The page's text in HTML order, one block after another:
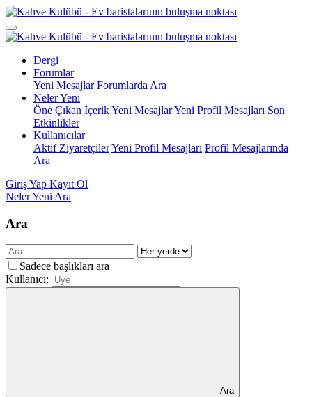
Dergi
Forumlar
Yeni Mesajlar Forumlarda Ara
Neler Yeni
Öne Çıkan İçerikYeni MesajlarYeni Profil Mesajları Son
Etkinlikler
Kullanıcılar
Aktif ZiyaretçilerYeni Profil Mesajları Profil Mesajlarında
Ara
Giriş Yap Kayıt Ol
Neler Yeni Ara
Ara
Sadece başlıkları ara
Kullanıcı:
Ara